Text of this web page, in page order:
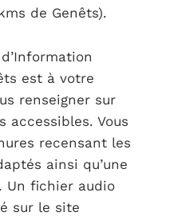
de Genêts).
est à votre
renseigner sur
accessibles. Vous
recensant les
ainsi qu’une
Un fichier audio
sur le site